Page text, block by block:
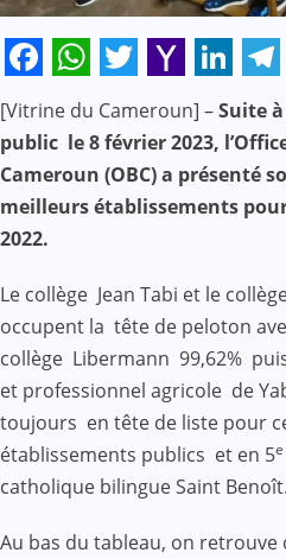
Facebook
WhatsApp
Twitter
Yahoo
Mail
[Vitrine du Cameroun] –Suite
public le 8 février 2023,
Cameroun (OBC) a présenté
meilleurs établissements
2022.
Le collège Jean Tabi et le
occupent la tête de peloton
collège Libermann 99,62%
et professionnel agricole de
toujours en tête de liste pour
établissements publics et en 5e
catholique bilingue Saint Benoît.
Au bas du tableau, on retrouve